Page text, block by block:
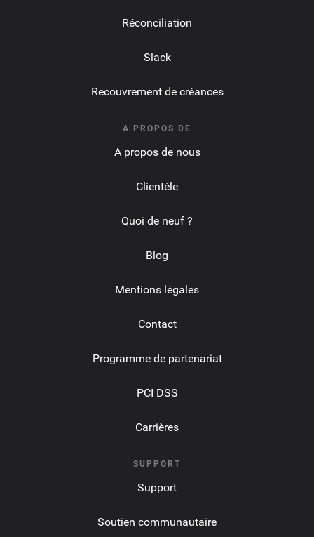
Réconciliation
Slack
Recouvrement de créances
A PROPOS DE
A propos de nous
Clientèle
Quoi de neuf ?
Blog
Mentions légales
Contact
Programme de partenariat
PCI DSS
Carrières
SUPPORT
Support
Soutien communautaire